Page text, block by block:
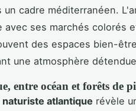
un cadre méditerranéen.
avec ses marchés colorés
des espaces bien-
une atmosphère
entre océan et forêts de
atlantique révèle